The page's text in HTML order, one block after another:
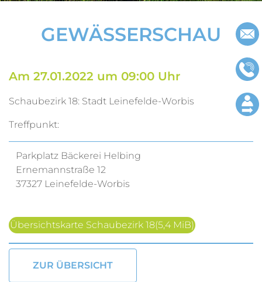
GEWÄSSERSCHAU
Am 27.01.2022 um 09:00 Uhr
Schaubezirk 18: Stadt Leinefelde-Worbis
Treffpunkt:
Parkplatz Bäckerei Helbing
Ernemannstraße 12
37327 Leinefelde-Worbis
Übersichtskarte Schaubezirk 18(5,4 MiB)
ZUR ÜBERSICHT